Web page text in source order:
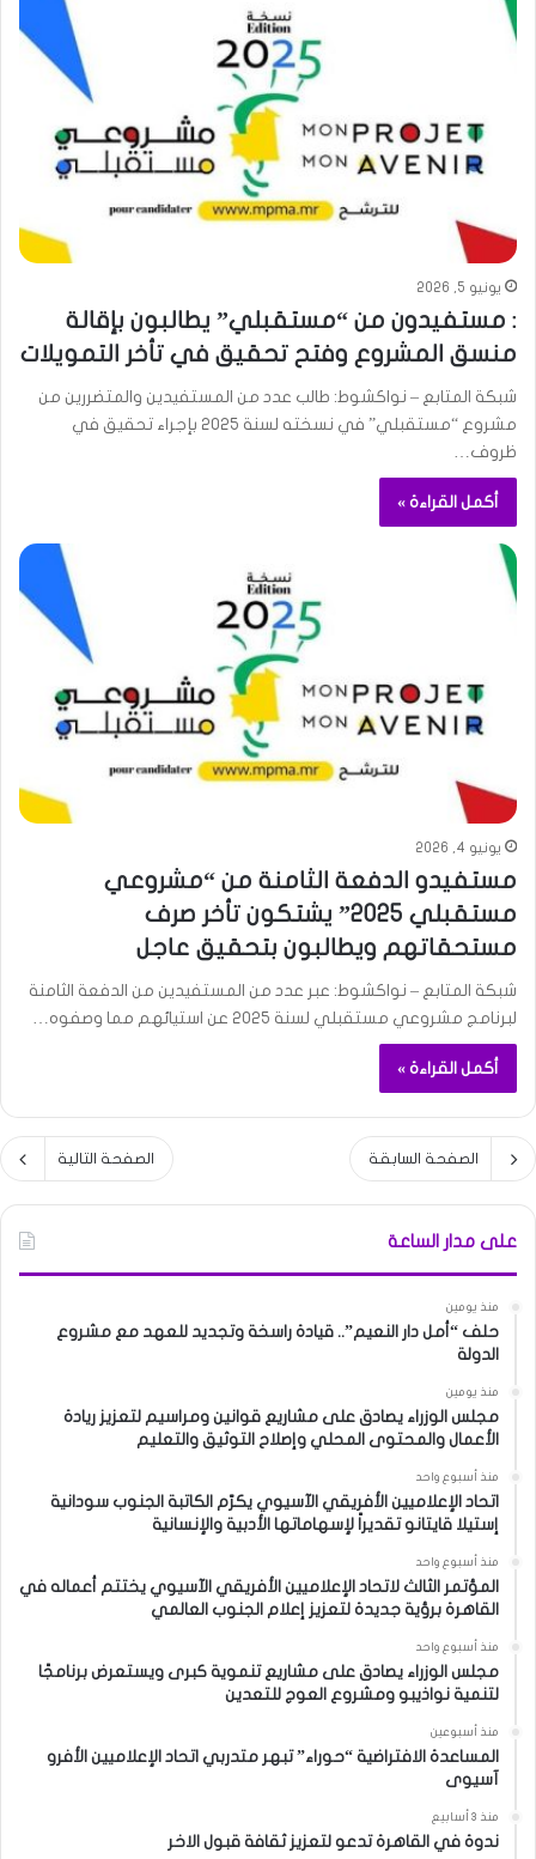
يونيو 5, 2026
: مستفيدون من “مستقبلي” يطالبون بإقالة
منسق المشروع وفتح تحقيق في تأخر التمويلات
شبكة المتابع – نواكشوط: طالب عدد من المستفيدين والمتضررين من
مشروع “مستقبلي” في نسخته لسنة 2025 بإجراء تحقيق في
ظروف…
أكمل القراءة »
يونيو 4, 2026
مستفيدو الدفعة الثامنة من “مشروعي
مستقبلي 2025” يشتكون تأخر صرف
مستحقاتهم ويطالبون بتحقيق عاجل
شبكة المتابع – نواكشوط: عبر عدد من المستفيدين من الدفعة الثامنة
لبرنامج مشروعي مستقبلي لسنة 2025 عن استيائهم مما وصفوه…
أكمل القراءة »
الصفحة السابقة الصفحة التالية
على مدار الساعة
منذ يومين
حلف “أمل دار النعيم”.. قيادة راسخة وتجديد للعهد مع مشروع
الدولة
منذ يومين
مجلس الوزراء يصادق على مشاريع قوانين ومراسيم لتعزيز ريادة
الأعمال والمحتوى المحلي وإصلاح التوثيق والتعليم
منذ أسبوع واحد
اتحاد الإعلاميين الأفريقي الآسيوي يكرّم الكاتبة الجنوب سودانية
إستيلا قايتانو تقديراً لإسهاماتها الأدبية والإنسانية
منذ أسبوع واحد
المؤتمر الثالث لاتحاد الإعلاميين الأفريقي الآسيوي يختتم أعماله في
القاهرة برؤية جديدة لتعزيز إعلام الجنوب العالمي
منذ أسبوع واحد
مجلس الوزراء يصادق على مشاريع تنموية كبرى ويستعرض برنامجًا
لتنمية نواذيبو ومشروع العوج للتعدين
منذ أسبوعين
المساعدة الافتراضية “حوراء” تبهر متدربي اتحاد الإعلاميين الأفرو
آسيوى
منذ 3 أسابيع
ندوة في القاهرة تدعو لتعزيز ثقافة قبول الاخر